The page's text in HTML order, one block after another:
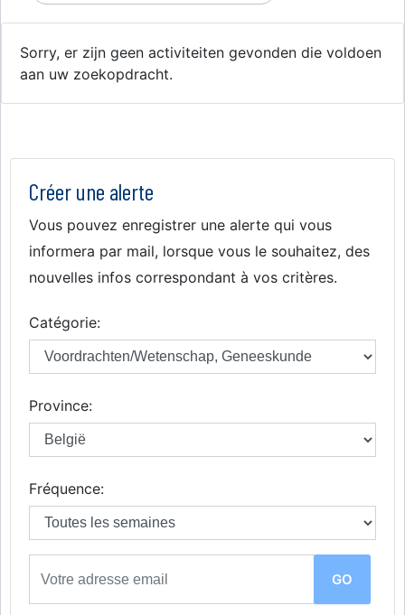
Sorry, er zijn geen activiteiten gevonden die voldoen
aan uw zoekopdracht.
Créer une alerte
Vous pouvez enregistrer une alerte qui vous
informera par mail, lorsque vous le souhaitez, des
nouvelles infos correspondant à vos critères.
Catégorie:
Province:
Fréquence: